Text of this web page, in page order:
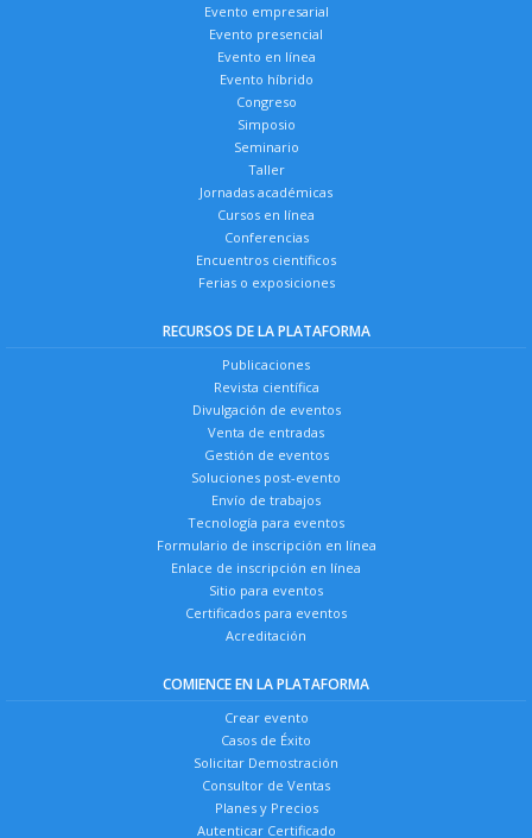
Evento empresarial
Evento presencial
Evento en línea
Evento híbrido
Congreso
Simposio
Seminario
Taller
Jornadas académicas
Cursos en línea
Conferencias
Encuentros científicos
Ferias o exposiciones
RECURSOS DE LA PLATAFORMA
Publicaciones
Revista científica
Divulgación de eventos
Venta de entradas
Gestión de eventos
Soluciones post-evento
Envío de trabajos
Tecnología para eventos
Formulario de inscripción en línea
Enlace de inscripción en línea
Sitio para eventos
Certificados para eventos
Acreditación
COMIENCE EN LA PLATAFORMA
Crear evento
Casos de Éxito
Solicitar Demostración
Consultor de Ventas
Planes y Precios
Autenticar Certificado